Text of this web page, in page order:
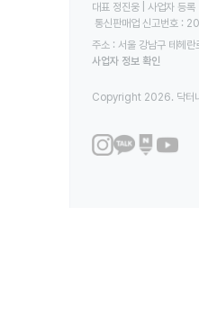
대표 정진웅 | 사업자
통신판매업 신고번호
주소 : 서울 강남구 테헤
사업자 정보 확인
Copyright 2026. 닥터